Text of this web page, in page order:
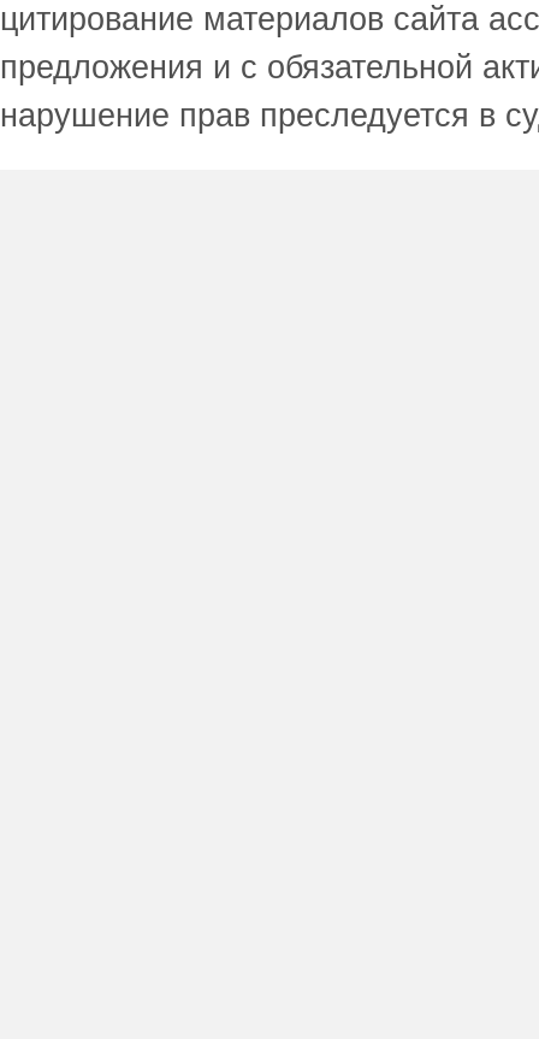
цитирование материалов сайта
предложения и с обязательной
нарушение прав преследуется в